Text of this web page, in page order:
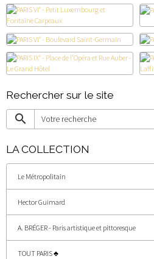
Rechercher sur le site
LA COLLECTION
Le Métropolitain
Hector Guimard
A. BRÉGER - Paris artistique et pittoresque
TOUT PARIS ♣